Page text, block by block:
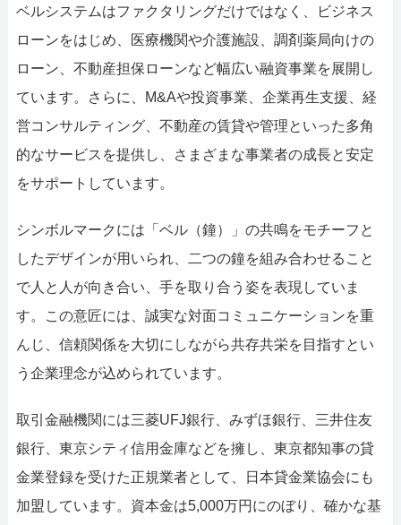
ベルシステムはファクタリングだけではなく、ビジネス
ローンをはじめ、医療機関や介護施設、調剤薬局向けの
ローン、不動産担保ローンなど幅広い融資事業を展開し
ています。さらに、M&Aや投資事業、企業再生支援、経
営コンサルティング、不動産の賃貸や管理といった多角
的なサービスを提供し、さまざまな事業者の成長と安定
をサポートしています。
シンボルマークには「ベル（鐘）」の共鳴をモチーフと
したデザインが用いられ、二つの鐘を組み合わせること
で人と人が向き合い、手を取り合う姿を表現していま
す。この意匠には、誠実な対面コミュニケーションを重
んじ、信頼関係を大切にしながら共存共栄を目指すとい
う企業理念が込められています。
取引金融機関には三菱UFJ銀行、みずほ銀行、三井住友
銀行、東京シティ信用金庫などを擁し、東京都知事の貸
金業登録を受けた正規業者として、日本貸金業協会にも
加盟しています。資本金は5,000万円にのぼり、確かな基